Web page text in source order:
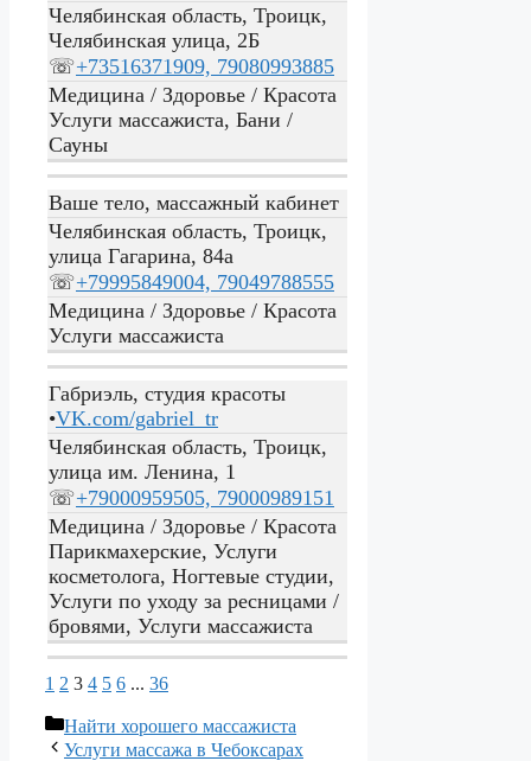
Челябинская область, Троицк,
Челябинская улица, 2Б
☏+73516371909, 79080993885
Медицина / Здоровье / Красота
Услуги массажиста, Бани /
Сауны
Ваше тело, массажный кабинет
Челябинская область, Троицк,
улица Гагарина, 84а
☏+79995849004, 79049788555
Медицина / Здоровье / Красота
Услуги массажиста
Габриэль, студия красоты
•VK.com/gabriel_tr
Челябинская область, Троицк,
улица им. Ленина, 1
☏+79000959505, 79000989151
Медицина / Здоровье / Красота
Парикмахерские, Услуги
косметолога, Ногтевые студии,
Услуги по уходу за ресницами /
бровями, Услуги массажиста
1 2 3 4 5 6 ... 36
Рубрики
Hайти хорошего массажиста
Услуги массажа в Чебоксарах